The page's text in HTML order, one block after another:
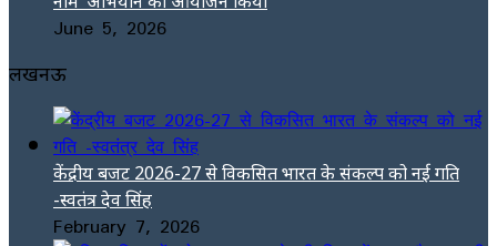
June 5, 2026
लखनऊ
केंद्रीय बजट 2026-27 से विकसित भारत के संकल्प को नई गति
-स्वतंत्र देव सिंह
February 7, 2026